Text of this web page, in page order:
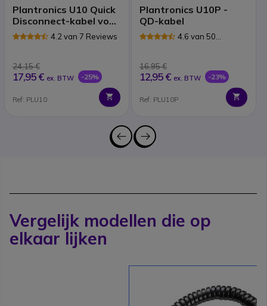
Plantronics U10 Quick
Disconnect-kabel voor
Cisco
4.2 van 7 Reviews
24,15 €
17,95 € ex. BTW -25%
Ref: PLU10
Plantronics U10P -
QD-kabel
4.6 van 50
16,95 €
12,95 € ex. BTW -23%
Ref: PLU10P
Vergelijk modellen die op
elkaar lijken